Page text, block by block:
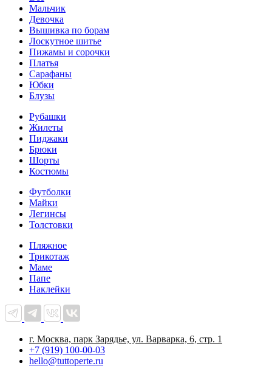
Мальчик
Девочка
Вышивка по борам
Лоскутное шитье
Пижамы и сорочки
Платья
Сарафаны
Юбки
Блузы
Рубашки
Жилеты
Пиджаки
Брюки
Шорты
Костюмы
Футболки
Майки
Легинсы
Толстовки
Пляжное
Трикотаж
Маме
Папе
Наклейки
г. Москва, парк Зарядье, ул. Варварка, 6, стр. 1
+7 (919) 100-00-03
hello@tuttoperte.ru